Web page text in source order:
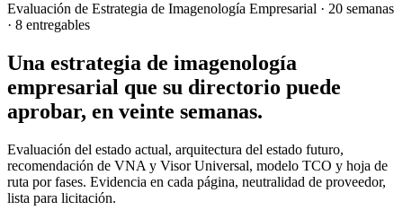
Evaluación de Estrategia de Imagenología Empresarial · 20 semanas
· 8 entregables
Una estrategia de imagenología
empresarial que su directorio puede
aprobar, en veinte semanas.
Evaluación del estado actual, arquitectura del estado futuro,
recomendación de VNA y Visor Universal, modelo TCO y hoja de
ruta por fases. Evidencia en cada página, neutralidad de proveedor,
lista para licitación.